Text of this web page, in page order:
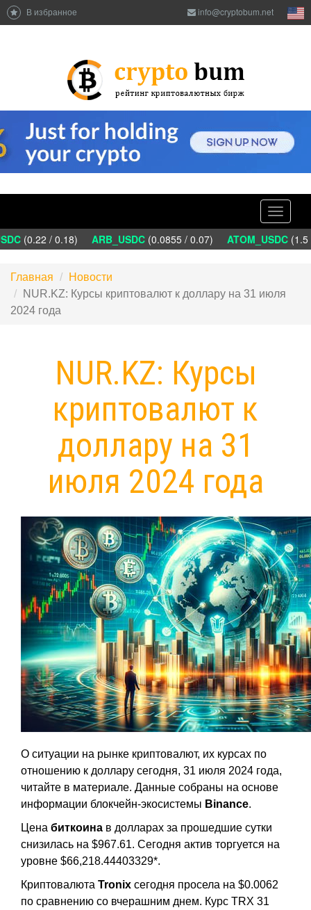
В избранное info@cryptobum.net
Toggle
(0.22 / 0.18) ARB_USDC(0.0855 / 0.07) ATOM_USDC(1.5
Главная
Новости
NUR.KZ: Курсы криптовалют к доллару на 31 июля
2024 года
NUR.KZ: Курсы
криптовалют к
доллару на 31
июля 2024 года
О ситуации на рынке криптовалют, их курсах по
отношению к доллару сегодня, 31 июля 2024 года,
читайте в материале. Данные собраны на основе
информации блокчейн-экосистемы Binance.
Цена биткоина в долларах за прошедшие сутки
снизилась на $967.61. Сегодня актив торгуется на
уровне $66,218.44403329*.
Криптовалюта Tronix сегодня просела на $0.0062
по сравнению со вчерашним днем. Курс TRX 31